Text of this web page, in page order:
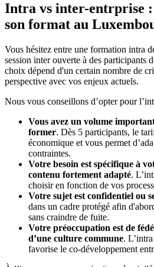
Intra vs inter-entrprise
son format au
Vous hésitez entre une formation intra
session inter ouverte à des participants
choix dépend d'un certain nombre de
perspective avec vos enjeux actuels.
Nous vous conseillons d’opter pour
Vous avez un volume
former. Dès 5 participants, le
économique et vous permet
contraintes.
Votre besoin est spécifique à
contenu fortement adapté.
choisir en fonction de vos
Votre sujet est confidentiel ou
dans un cadre protégé afin
sans craindre de fuite.
Votre préoccupation est de
d’une culture commune.
favorise le co-développement